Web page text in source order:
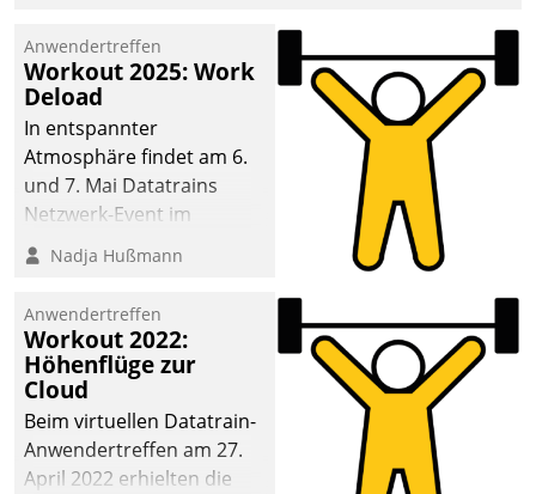
Anwendertreffen
Workout 2025: Work
Deload
In entspannter
Atmosphäre findet am 6.
und 7. Mai Datatrains
Netzwerk-Event im
Kunden- und Partnerkreis
statt. Zentrale Frage: Wie
Mammutprojekte
meistern und Workloads
wuppen – bei zunehmend
anspruchsvollen
Aufgaben und
abnehmendem
Nadja Hußmann
Anwendertreffen
Workout 2022:
Höhenflüge zur
Cloud
Beim virtuellen Datatrain-
Anwendertreffen am 27.
April 2022 erhielten die